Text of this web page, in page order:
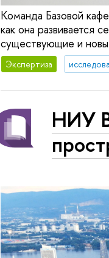
Команда Базовой
как она развивается
существующие и
Экспертиза
НИУ